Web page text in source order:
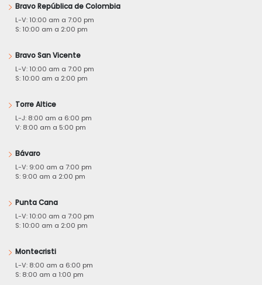
Bravo República de Colombia
L-V: 10:00 am a 7:00 pm
S: 10:00 am a 2:00 pm
Bravo San Vicente
L-V: 10:00 am a 7:00 pm
S: 10:00 am a 2:00 pm
Torre Altice
L-J: 8:00 am a 6:00 pm
V: 8:00 am a 5:00 pm
Bávaro
L-V: 9:00 am a 7:00 pm
S: 9:00 am a 2:00 pm
Punta Cana
L-V: 10:00 am a 7:00 pm
S: 10:00 am a 2:00 pm
Montecristi
L-V: 8:00 am a 6:00 pm
S: 8:00 am a 1:00 pm